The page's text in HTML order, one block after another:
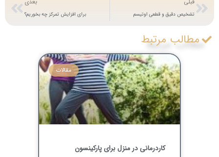
تشخیص دقیق و قطعی اوتیسم برای افزایش تمرکز چه بخوریم؟
مطالب مرتبط
مقالات
کاردرمانی در منزل برای پارکینسون